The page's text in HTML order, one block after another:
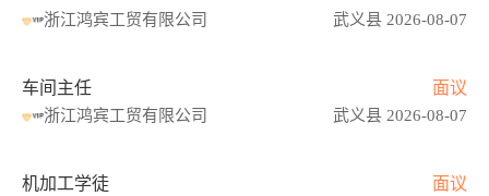
浙江鸿宾工贸有限公司 武义县 2026-08-07
车间主任 面议
浙江鸿宾工贸有限公司 武义县 2026-08-07
机加工学徒 面议